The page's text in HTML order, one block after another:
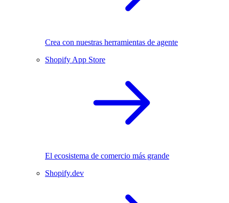
Crea con nuestras herramientas de agente
Shopify App Store
El ecosistema de comercio más grande
Shopify.dev